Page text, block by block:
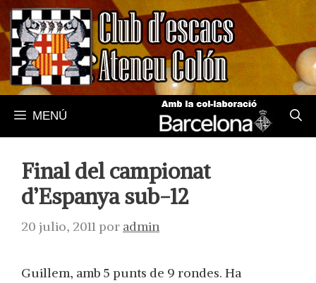
Saltar
al
contenido
MENÚ
Final del campionat
d’Espanya sub-12
20 julio, 2011por admin
Guillem, amb 5 punts de 9 rondes. Ha